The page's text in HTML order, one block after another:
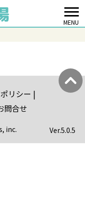
MENU
リシー
問合せ
inc. Ver.5.0.5